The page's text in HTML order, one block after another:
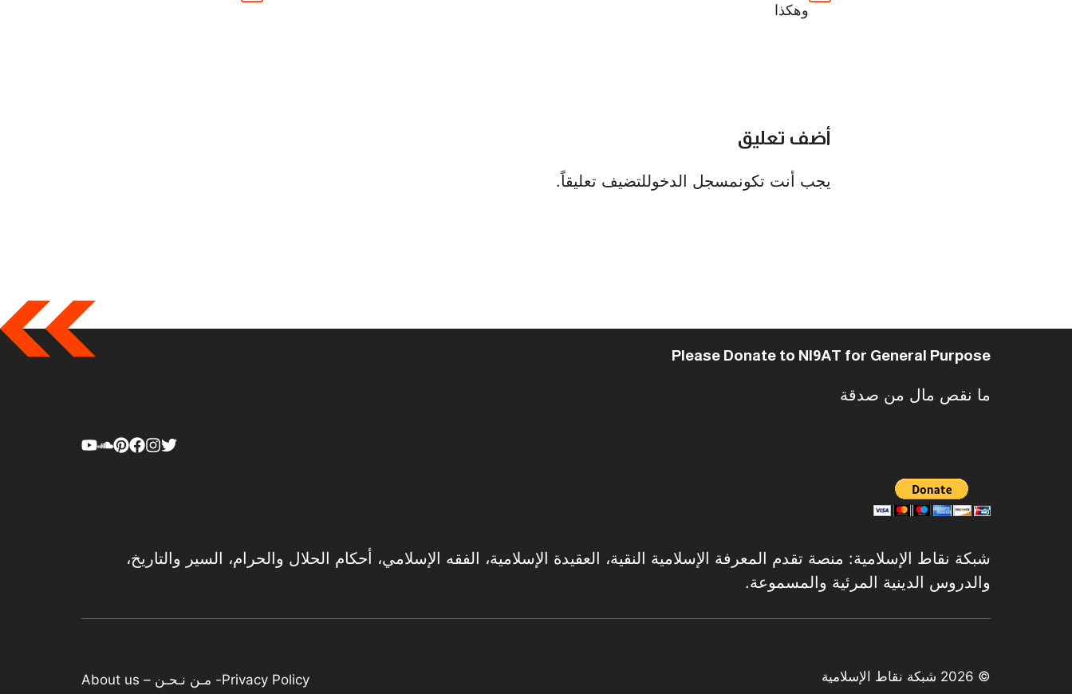
وهكذا
أضف تعليق
يجب أنت تكونمسجل الدخوللتضيف تعليقاً.
Please Donate to NI9AT for General Purpose
ما نقص مال من صدقة
شبكة نقاط الإسلامية: منصة تقدم المعرفة الإسلامية النقية، العقيدة الإسلامية، الفقه الإسلامي، أحكام الحلال والحرام، السير والتاريخ،
والدروس الدينية المرئية والمسموعة.
© 2026 شبكة نقاط الإسلامية Privacy Policy- مـن نـحـن – About us